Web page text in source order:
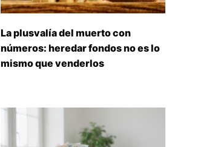
La plusvalía del muerto con
números: heredar fondos no es lo
mismo que venderlos